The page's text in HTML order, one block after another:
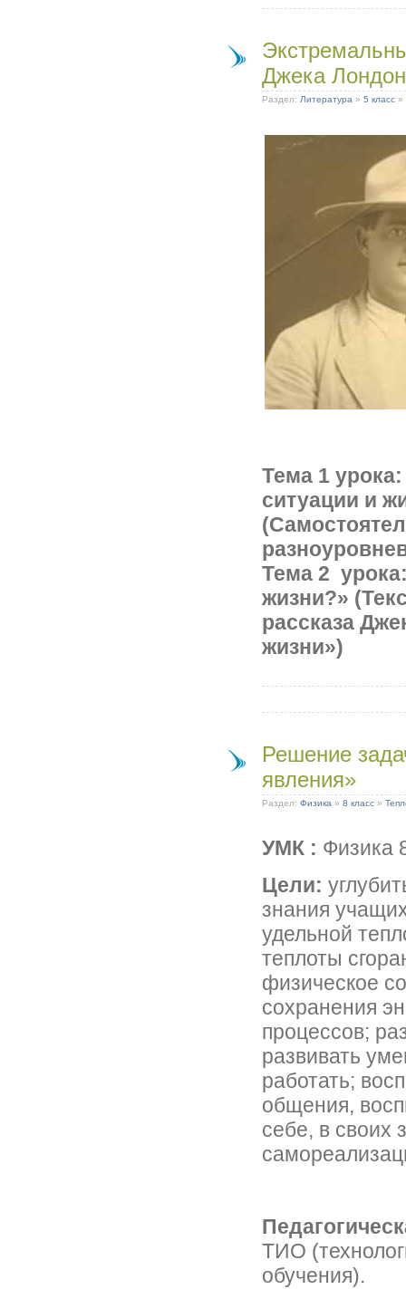
Джека
Раздел: Литература » 5 класс »
Тема 1
ситуации и
Тема 2
жизни?»
рассказа
жизни»)
Решение
явления»
Раздел: Физика » 8 класс »
УМК : Физика
Цели:
знания
удельной
теплоты
физическое
сохранения
процессов;
развивать
работать;
общения,
себе, в своих
ТИО
обучения).